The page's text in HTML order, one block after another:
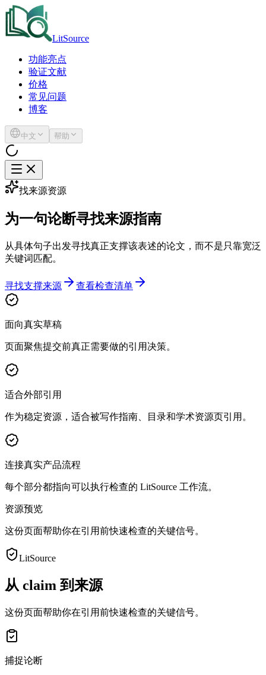
LitSource
功能亮点
验证文献
价格
常见问题
博客
中文 帮助
找来源资源
为一句论断寻找来源指南
从具体句子出发寻找真正支撑该表述的论文，而不是只靠宽泛
关键词匹配。
寻找支撑来源 查看检查清单
面向真实草稿
页面聚焦提交前真正需要做的引用决策。
适合外部引用
作为稳定资源，适合被写作指南、目录和学术资源页引用。
连接真实产品流程
每个部分都指向可以执行检查的 LitSource 工作流。
资源预览
这份页面帮助你在引用前快速检查的关键信号。
LitSource
从 claim 到来源
这份页面帮助你在引用前快速检查的关键信号。
捕捉论断